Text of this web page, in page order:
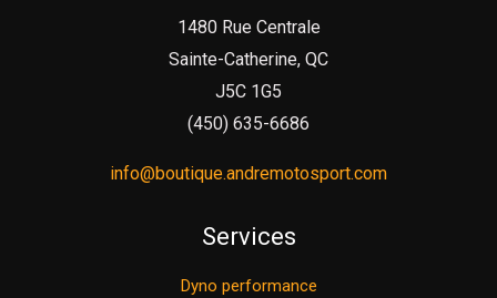
1480 Rue Centrale
Sainte-Catherine, QC
J5C 1G5
(450) 635-6686
info@boutique.andremotosport.com
Services
Dyno performance